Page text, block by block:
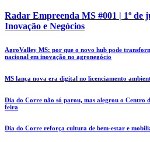
Radar Empreenda MS #001 | 1º de
Inovação e Negócios
AgroValley MS: por que o novo hub pode
nacional em inovação no agronegócio
MS lança nova era digital no licenciamento
Dia do Corre não só parou, mas alegrou o Centro
feira
Dia do Corre reforça cultura de bem-estar e